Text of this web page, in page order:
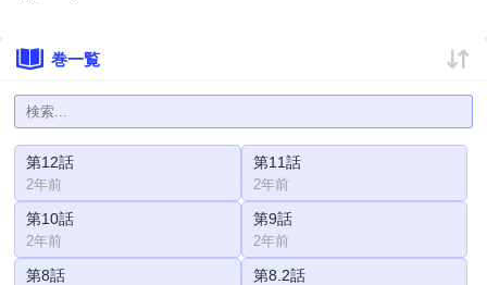
巻一覧
第12話
2年前
第11話
2年前
第10話
2年前
第9話
2年前
第8話 第8.2話